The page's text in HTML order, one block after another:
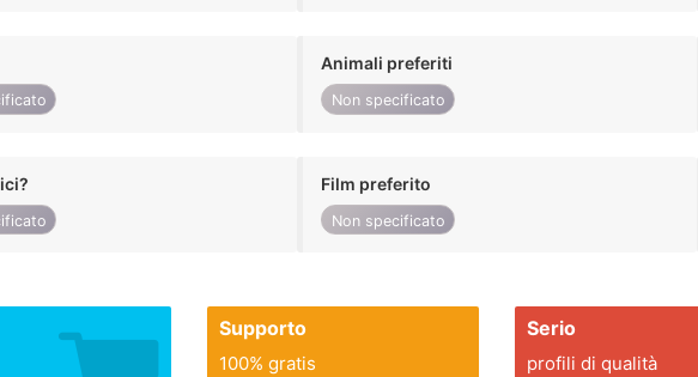
Animali preferiti
Non specificato
Film preferito
Non specificato
Supporto
100% gratis
Serio
profili di qualità